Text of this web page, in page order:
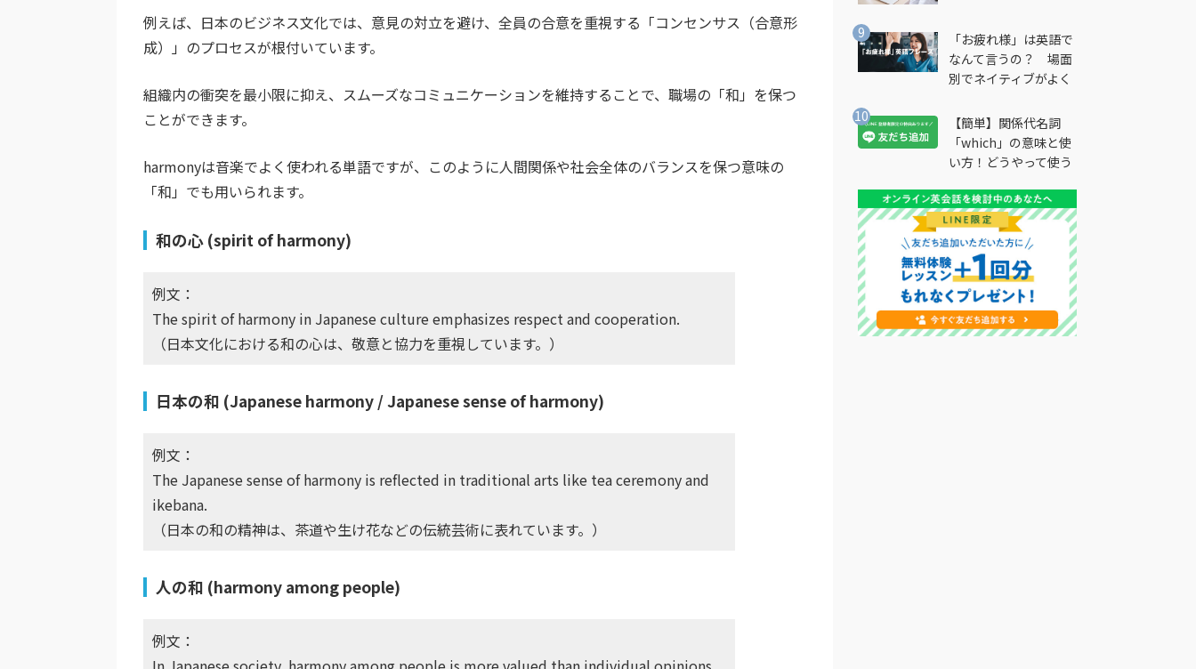
例えば、日本のビジネス文化では、意見の対立を避け、全員の合意を重視する「コンセンサス（合意形
成）」のプロセスが根付いています。
組織内の衝突を最小限に抑え、スムーズなコミュニケーションを維持することで、職場の「和」を保つ
ことができます。
harmonyは音楽でよく使われる単語ですが、このように人間関係や社会全体のバランスを保つ意味の
「和」でも用いられます。
和の心 (spirit of harmony)
例文：
The spirit of harmony in Japanese culture emphasizes respect and cooperation.
（日本文化における和の心は、敬意と協力を重視しています。）
日本の和 (Japanese harmony / Japanese sense of harmony)
例文：
The Japanese sense of harmony is reflected in traditional arts like tea ceremony and
ikebana.
（日本の和の精神は、茶道や生け花などの伝統芸術に表れています。）
人の和 (harmony among people)
例文：
法とは？
「お疲れ様」は英語で
なんて言うの？ 場面
別でネイティブがよく
説
【簡単】関係代名詞
「which」の意味と使
い方！どうやって使う